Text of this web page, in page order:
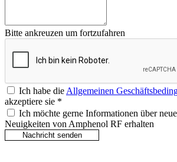
Bitte ankreuzen um fortzufahren
Ich habe dieAllgemeinen
akzeptiere sie *
Ich möchte gerne Informationen über
Neuigkeiten von Amphenol RF erhalten